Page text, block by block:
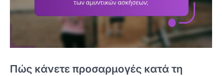
Πώς κάνετε προσαρμογές κατά τη